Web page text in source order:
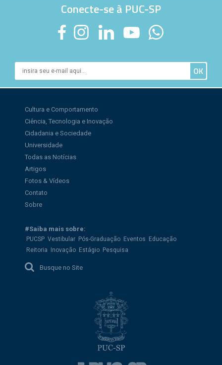
Conecte-se à PUC-SP
Cultura e Comportamento
Ciência, Tecnologia e Inovação
Cidadania e Sociedade
Universidade
Todas as Notícias
Artigos
Fotos & Vídeos
Contato
Sobre
#Saiba mais sobre:
PUCSP Vestibular Pós-Graduação Eventos
Educação
Reitoria
Inovação Estágio Pesquisa
Busque no Site